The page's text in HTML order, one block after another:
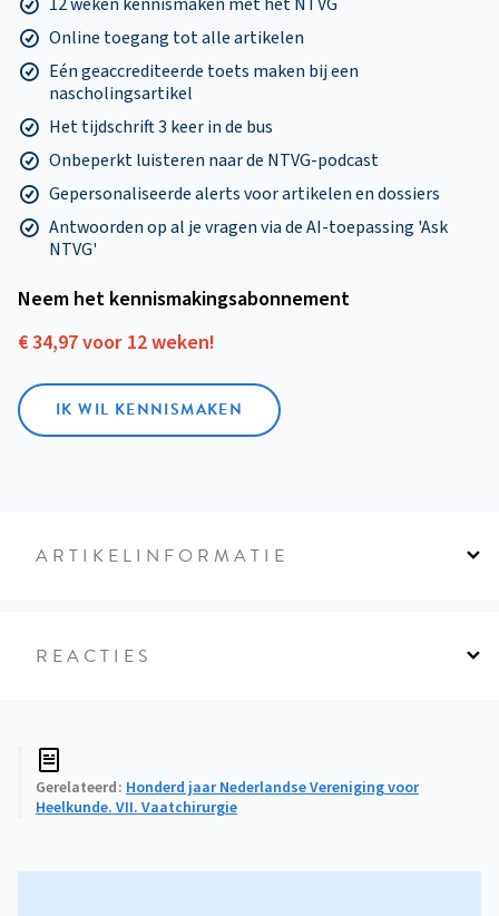
Online toegang tot alle artikelen
Eén geaccrediteerde toets maken bij een
nascholingsartikel
Het tijdschrift 3 keer in de bus
Onbeperkt luisteren naar de NTVG-podcast
Gepersonaliseerde alerts voor artikelen en dossiers
Antwoorden op al je vragen via de AI-toepassing 'Ask
NTVG'
Neem het kennismakings­abonnement
€ 34,97 voor 12 weken!
IK WIL KENNISMAKEN
ARTIKELINFORMATIE
REACTIES
Gerelateerd Honderd jaar Nederlandse Vereniging voor
Heelkunde. VII. Vaatchirurgie